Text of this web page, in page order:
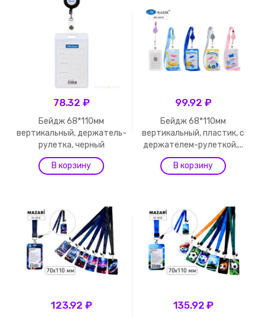
78.32 ₽
Бейдж 68*110мм
вертикальный, держатель-
рулетка, черный
99.92 ₽
Бейдж 68*110мм
вертикальный, пластик, с
держателем-рулеткой,...
123.92 ₽ 135.92 ₽